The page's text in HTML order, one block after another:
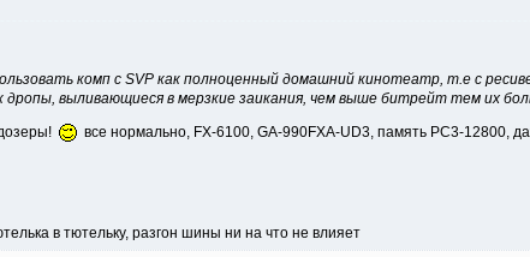
комп с SVP как полноценный домашний кинотеатр, т.е с
дропы, выливающиеся в мерзкие заикания, чем выше битрейт тем их
все нормально, FX-6100, GA-990FXA-UD3, память РС3-12800,
в тютельку, разгон шины ни на что не влияет